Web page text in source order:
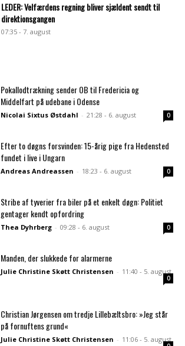
LEDER: Velfærdens regning bliver sjældent sendt til
direktionsgangen
07:35 - 7. august
Pokallodtrækning sender OB til Fredericia og
Middelfart på udebane i Odense
Nicolai Sixtus Østdahl - 21:28 - 6. august 0
Efter to døgns forsvinden: 15-årig pige fra Hedensted
fundet i live i Ungarn
Andreas Andreassen - 18:23 - 6. august 0
Stribe af tyverier fra biler på et enkelt døgn: Politiet
gentager kendt opfordring
Thea Dyhrberg - 09:28 - 6. august 0
Manden, der slukkede for alarmerne
Julie Christine Skøtt Christensen - 11:40 - 5. august
0
Christian Jørgensen om tredje Lillebæltsbro: »Jeg står
på fornuftens grund«
Julie Christine Skøtt Christensen - 11:06 - 5. august